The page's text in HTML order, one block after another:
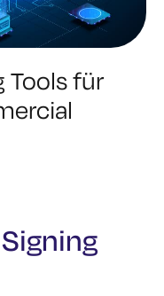
Tools für